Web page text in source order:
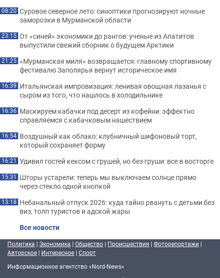
08:20 Суровое северное лето: синоптики прогнозируют ночные
заморозки в Мурманской области
23:15 От «синей» экономики до рангов: ученые из Апатитов
выпустили свежий сборник о будущем Арктики
21:25 «Мурманская миля» возвращается: главному спортивному
фестивалю Заполярья вернут историческое имя
16:39 Итальянская импровизация: ленивая овощная лазанья с
сыром из того, что нашлось в холодильнике
16:36 Маскируем кабачки под десерт из кофейни: эффектно
справляемся с кабачковым нашествием
16:54 Воздушный как облако: клубничный шифоновый торт,
который сохраняет форму
16:21 Удивил гостей кексом с грушей, но без груши: все в восторге
15:31 Шторы устарели: теперь мы выключаем солнце прямо
через стекло одной кнопкой
13:18 Небанальный отпуск 2026: куда тайно рвануть с детьми без
виз, толп туристов и адской жары
Все новости
Политика | Экономика | Общество | Происшествия | Фоторепортажи |
Авторское | Интересное | Спорт
Информационное агентство «Nord-News»